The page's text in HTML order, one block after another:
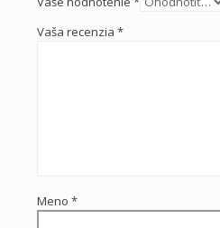
Vaša recenzia *
Meno *